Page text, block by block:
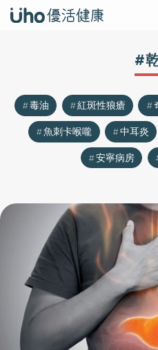
#
毒油 紅斑性狼瘡
魚刺卡喉嚨
中耳炎
安寧病房